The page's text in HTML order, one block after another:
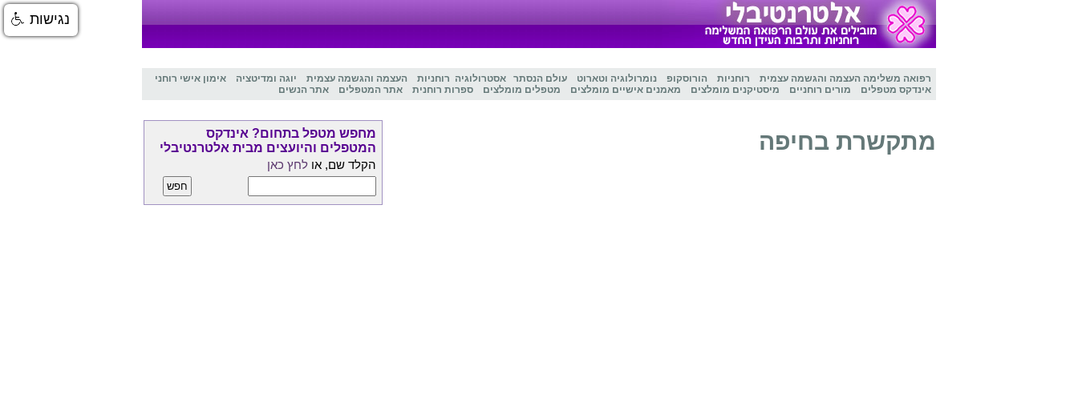
רפואה משלימה העצמה והגשמה עצמית רוחניות הורוסקופ נומרולוגיה וטארוט עולם הנסתר אסטרולוגיה רוחניות העצמה והגשמה עצמית יוגה ומדיטציה
אימון אישי רוחני
אינדקס מטפלים
מורים רוחניים מיסטיקנים מומלצים מאמנים אישיים מומלצים מטפלים מומלצים ספרות רוחנית אתר המטפלים אתר הנשים
מתקשרת בחיפה
מחפש מטפל בתחום? אינדקס
המטפלים והיועצים מבית אלטרנטיבלי
הקלד שם, או לחץ כאן
נגישות